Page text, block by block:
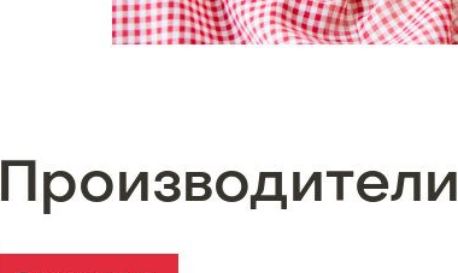
Производители